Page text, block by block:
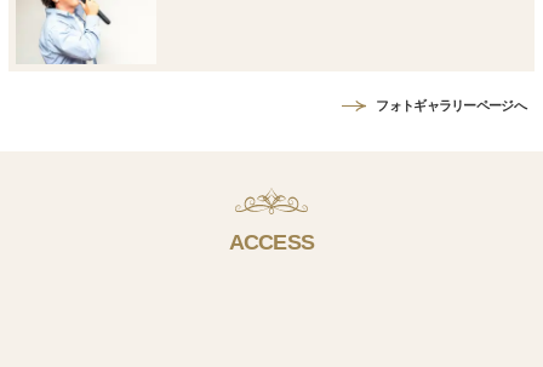
フォトギャラリーページへ
ACCESS